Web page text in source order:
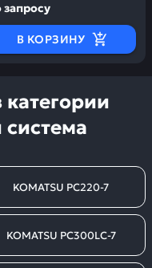
запросу
В КОРЗИНУ
KOMATSU PC220-7
KOMATSU PC300LC-7